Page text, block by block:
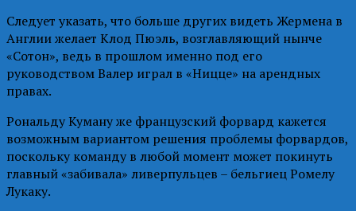
Следует указать, что больше других видеть Жермена в
Англии желает Клод Пюэль, возглавляющий нынче
«Сотон», ведь в прошлом именно под его
руководством Валер играл в «Ницце» на арендных
правах.
Рональду Куману же французский форвард кажется
возможным вариантом решения проблемы форвардов,
поскольку команду в любой момент может покинуть
главный «забивала» ливерпульцев – бельгиец Ромелу
Лукаку.